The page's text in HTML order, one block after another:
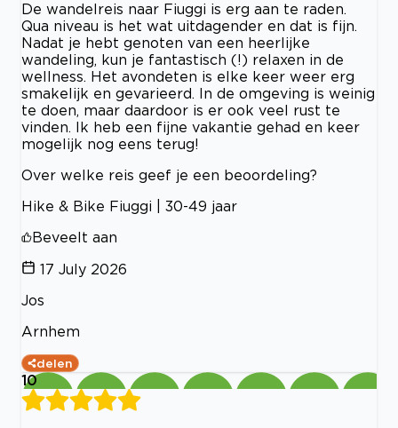
De wandelreis naar Fiuggi is erg aan te raden.
Qua niveau is het wat uitdagender en dat is fijn.
Nadat je hebt genoten van een heerlijke
wandeling, kun je fantastisch (!) relaxen in de
wellness. Het avondeten is elke keer weer erg
smakelijk en gevarieerd. In de omgeving is weinig
te doen, maar daardoor is er ook veel rust te
vinden. Ik heb een fijne vakantie gehad en keer
mogelijk nog eens terug!
Over welke reis geef je een beoordeling?
Hike & Bike Fiuggi | 30-49 jaar
Beveelt aan
17 July 2026
Jos
Arnhem
delen
10